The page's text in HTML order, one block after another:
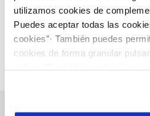
utilizamos cookies de
Puedes aceptar todas las
cookies”· También puedes
cookies de forma granular
son indispensables para que el
por tanto no se pueden